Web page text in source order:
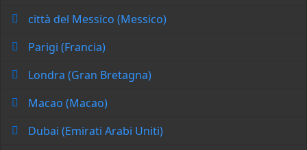
città del Messico (Messico)
Parigi (Francia)
Londra (Gran Bretagna)
Macao (Macao)
Dubai (Emirati Arabi Uniti)